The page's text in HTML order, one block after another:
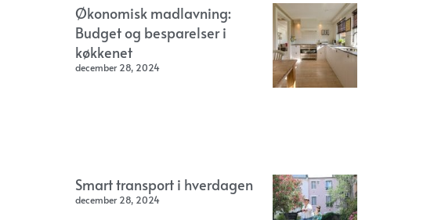
Økonomisk madlavning:
Budget og besparelser i
køkkenet
december 28, 2024
Smart transport i hverdagen
december 28, 2024